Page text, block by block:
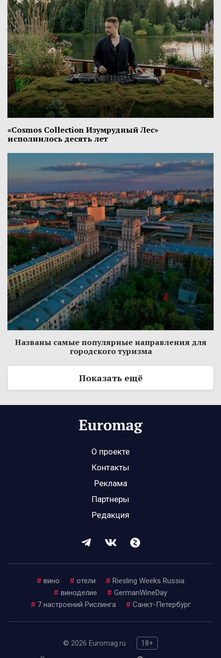
«Cosmos Collection Изумрудный Лес»
исполнилось десять лет
Названы самые популярные направления для
городского туризма
Показать ещё
О проекте
Контакты
Реклама
Партнеры
Редакция
# вино # отели # Riesling Weeks Russia
# виноделие # GermanWineDay
# 7 настроений Рислинга # Санкт-Петербург
© 2026 Euromag.ru
18+